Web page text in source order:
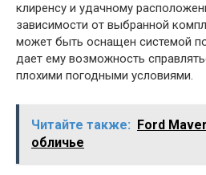
клиренсу и удачному
зависимости от выбранной
может быть оснащен системой
дает ему возможность
плохими погодными условиями.
Читайте также:
Ford
обличье